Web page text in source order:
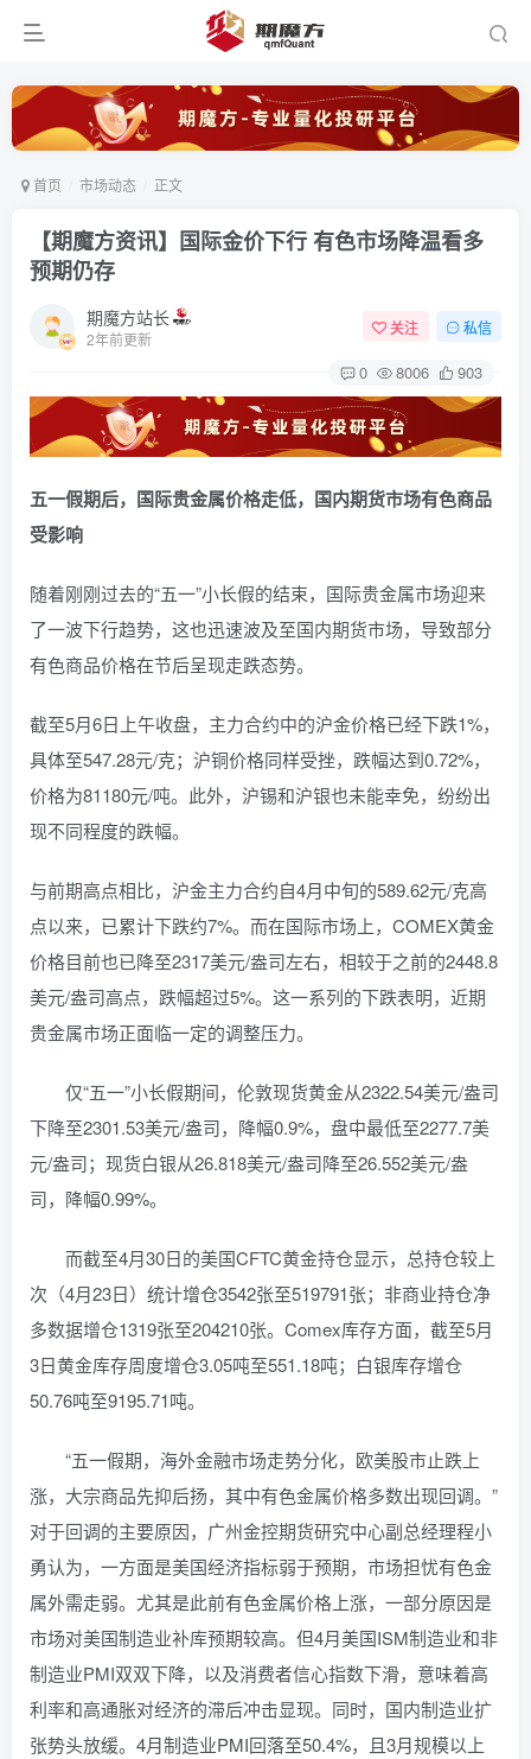
首页 市场动态 正文
【期魔方资讯】国际金价下行 有色市场降温看多
预期仍存
期魔方站长
2年前更新
关注 私信
0 8006 903
五一假期后，国际贵金属价格走低，国内期货市场有色商品
受影响
随着刚刚过去的“五一”小长假的结束，国际贵金属市场迎来
了一波下行趋势，这也迅速波及至国内期货市场，导致部分
有色商品价格在节后呈现走跌态势。
截至5月6日上午收盘，主力合约中的沪金价格已经下跌1%，
具体至547.28元/克；沪铜价格同样受挫，跌幅达到0.72%，
价格为81180元/吨。此外，沪锡和沪银也未能幸免，纷纷出
现不同程度的跌幅。
与前期高点相比，沪金主力合约自4月中旬的589.62元/克高
点以来，已累计下跌约7%。而在国际市场上，COMEX黄金
价格目前也已降至2317美元/盎司左右，相较于之前的2448.8
美元/盎司高点，跌幅超过5%。这一系列的下跌表明，近期
贵金属市场正面临一定的调整压力。
仅“五一”小长假期间，伦敦现货黄金从2322.54美元/盎司
下降至2301.53美元/盎司，降幅0.9%，盘中最低至2277.7美
元/盎司；现货白银从26.818美元/盎司降至26.552美元/盎
司，降幅0.99%。
而截至4月30日的美国CFTC黄金持仓显示，总持仓较上
次（4月23日）统计增仓3542张至519791张；非商业持仓净
多数据增仓1319张至204210张。Comex库存方面，截至5月
3日黄金库存周度增仓3.05吨至551.18吨；白银库存增仓
50.76吨至9195.71吨。
“五一假期，海外金融市场走势分化，欧美股市止跌上
涨，大宗商品先抑后扬，其中有色金属价格多数出现回调。”
对于回调的主要原因，广州金控期货研究中心副总经理程小
勇认为，一方面是美国经济指标弱于预期，市场担忧有色金
属外需走弱。尤其是此前有色金属价格上涨，一部分原因是
市场对美国制造业补库预期较高。但4月美国ISM制造业和非
制造业PMI双双下降，以及消费者信心指数下滑，意味着高
利率和高通胀对经济的滞后冲击显现。同时，国内制造业扩
张势头放缓。4月制造业PMI回落至50.4%，且3月规模以上